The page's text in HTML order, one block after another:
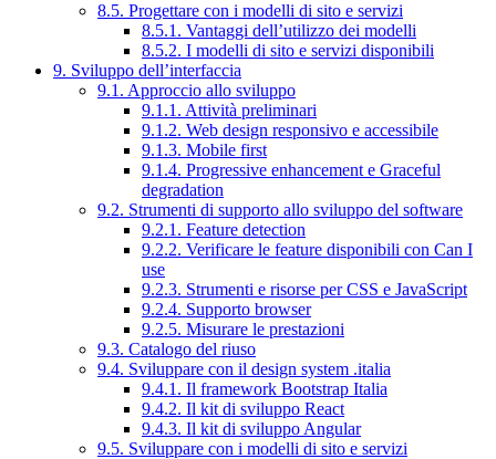
8.5. Progettare con i modelli di sito e servizi
8.5.1. Vantaggi dell’utilizzo dei modelli
8.5.2. I modelli di sito e servizi disponibili
9. Sviluppo dell’interfaccia
9.1. Approccio allo sviluppo
9.1.1. Attività preliminari
9.1.2. Web design responsivo e accessibile
9.1.3. Mobile first
9.1.4. Progressive enhancement e Graceful
degradation
9.2. Strumenti di supporto allo sviluppo del software
9.2.1. Feature detection
9.2.2. Verificare le feature disponibili con Can I
use
9.2.3. Strumenti e risorse per CSS e JavaScript
9.2.4. Supporto browser
9.2.5. Misurare le prestazioni
9.3. Catalogo del riuso
9.4. Sviluppare con il design system .italia
9.4.1. Il framework Bootstrap Italia
9.4.2. Il kit di sviluppo React
9.4.3. Il kit di sviluppo Angular
9.5. Sviluppare con i modelli di sito e servizi